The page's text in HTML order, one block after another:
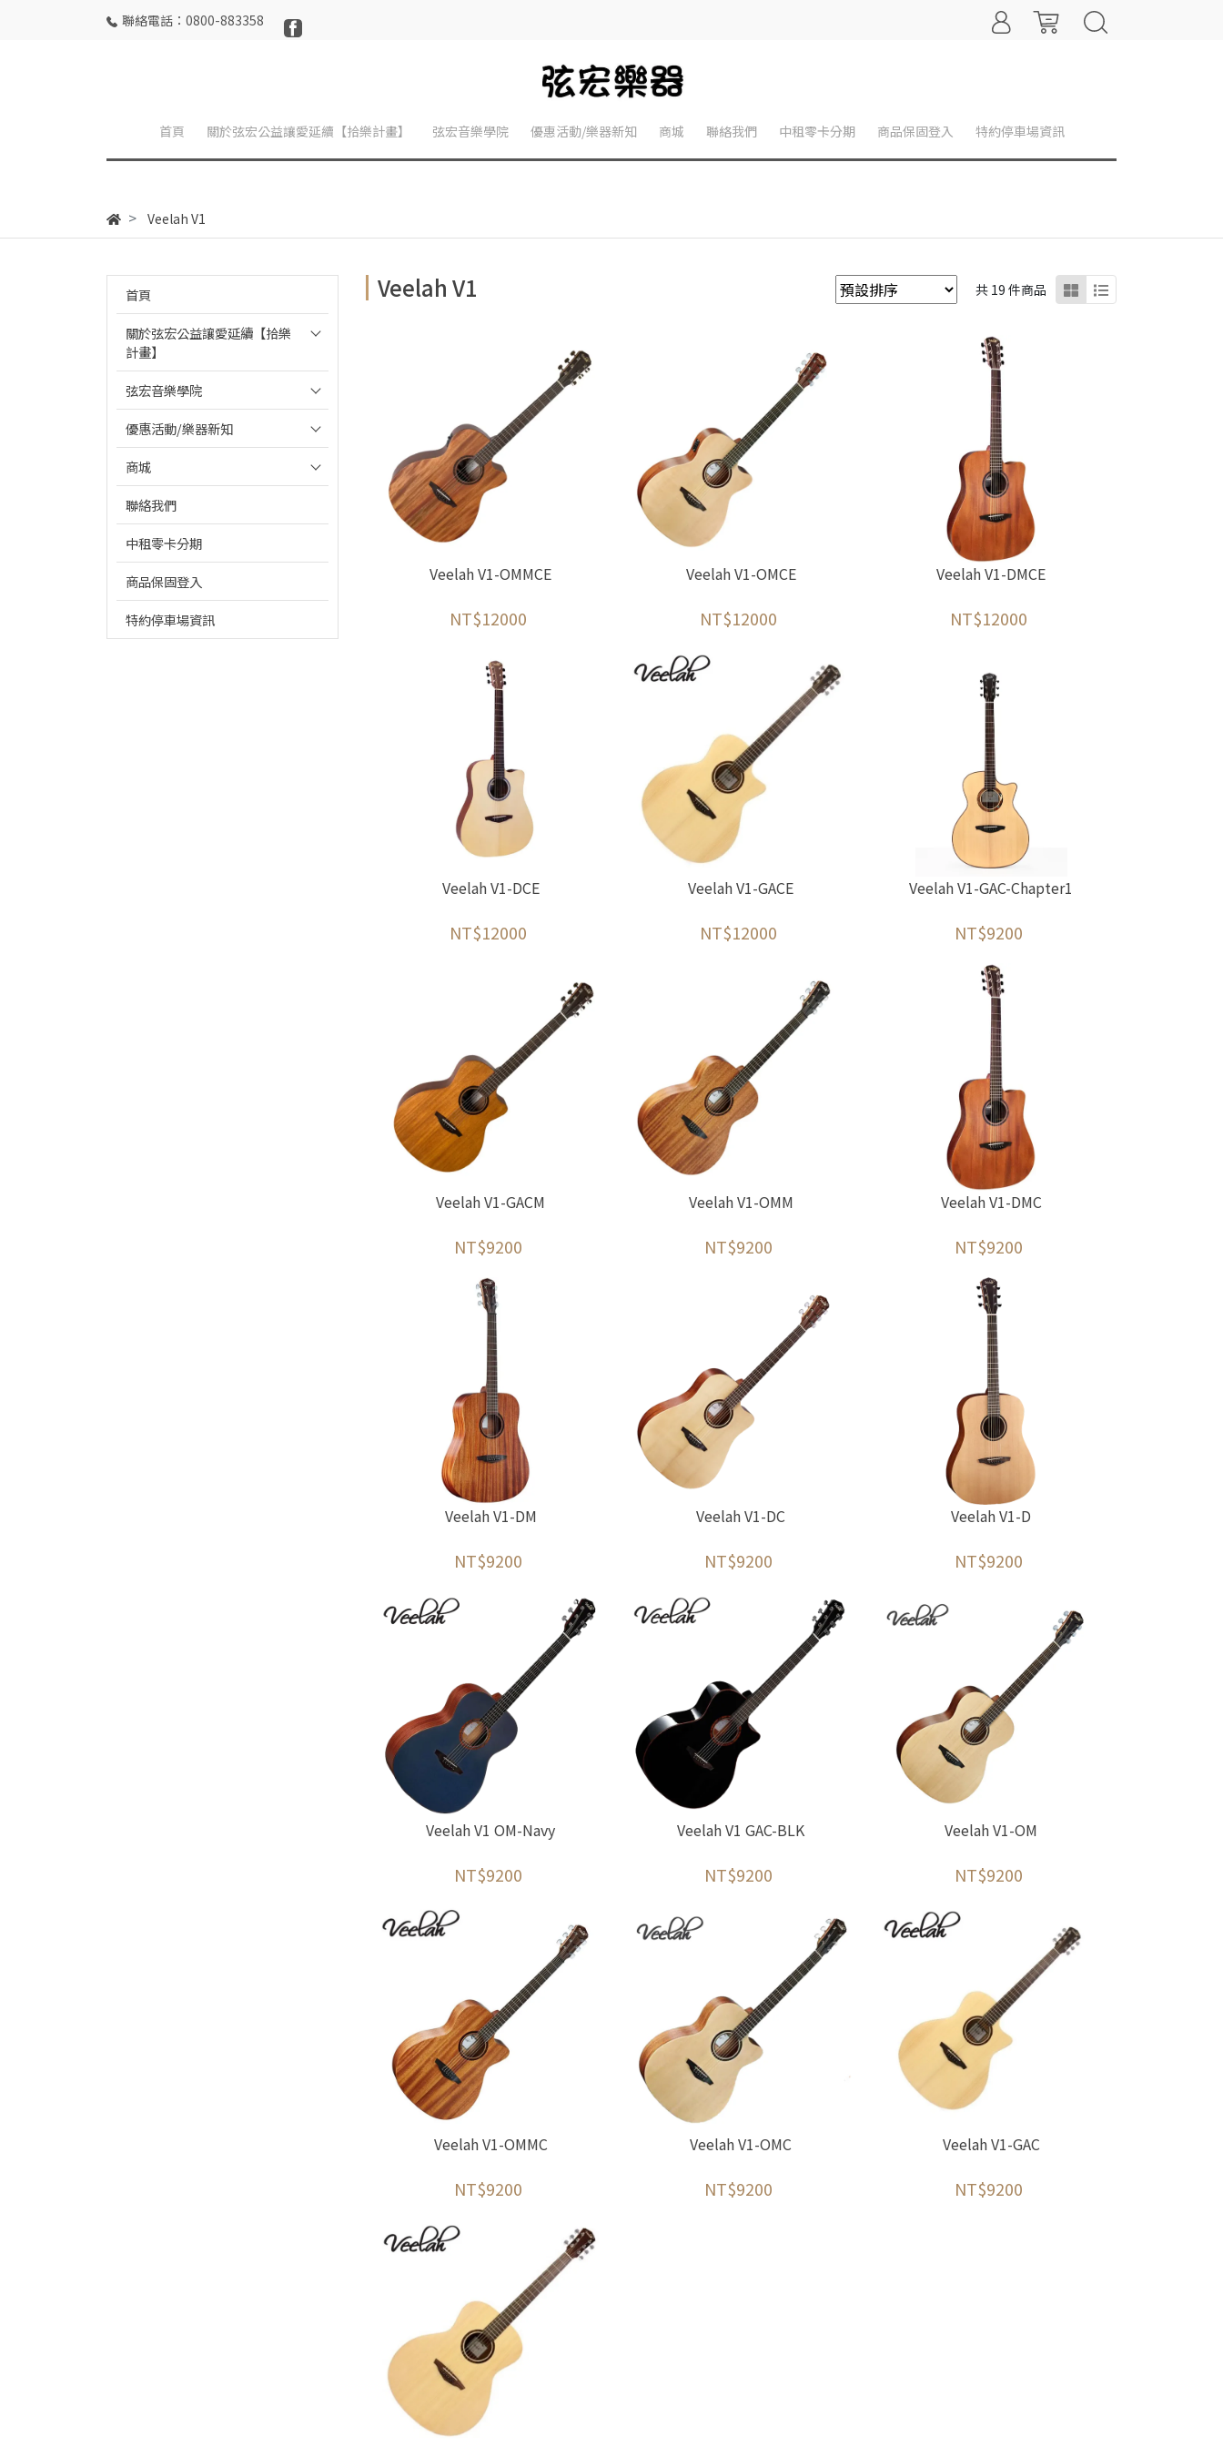
聯絡電話：0800-883358
首頁 關於弦宏公益讓愛延續【拾樂計畫】 弦宏音樂學院 優惠活動/樂器新知 商城 聯絡我們 中租零卡分期 商品保固登入 特約停車場資訊
Veelah V1
首頁
關於弦宏公益讓愛延續【拾樂
計畫】
弦宏音樂學院
優惠活動/樂器新知
商城
聯絡我們
中租零卡分期
商品保固登入
特約停車場資訊
Veelah V1 共 19 件商品
Veelah V1-OMMCE
NT$12000
Veelah V1-OMCE
NT$12000
Veelah V1-DMCE
NT$12000
Veelah V1-DCE
NT$12000
Veelah V1-GACE
NT$12000
Veelah V1-GAC-Chapter1
NT$9200
Veelah V1-GACM
NT$9200
Veelah V1-OMM
NT$9200
Veelah V1-DMC
NT$9200
Veelah V1-DM
NT$9200
Veelah V1-DC
NT$9200
Veelah V1-D
NT$9200
Veelah V1 OM-Navy
NT$9200
Veelah V1 GAC-BLK
NT$9200
Veelah V1-OM
NT$9200
Veelah V1-OMMC
NT$9200
Veelah V1-OMC
NT$9200
Veelah V1-GAC
NT$9200